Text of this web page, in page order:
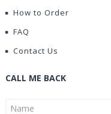
How to Order
FAQ
Contact Us
CALL ME BACK